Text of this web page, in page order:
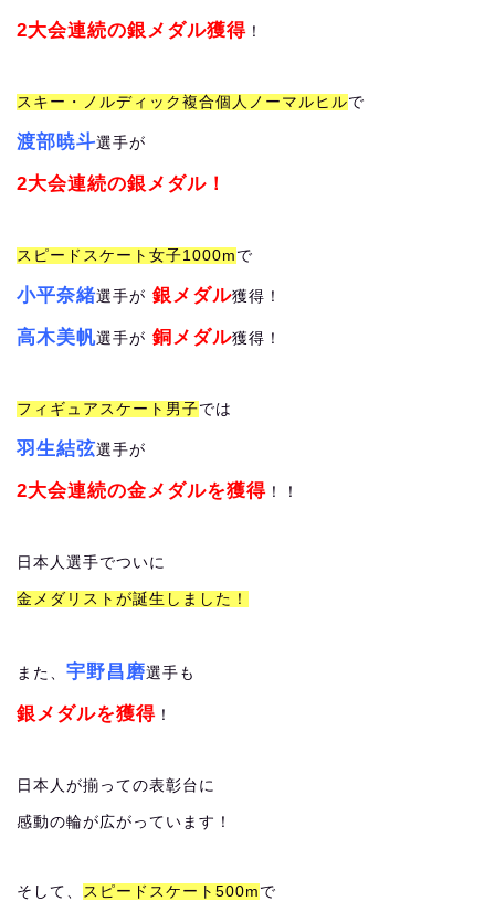
2大会連続の銀メダル獲得 ！
スキー・ノルディック複合個人ノーマルヒルで
渡部暁斗選手が
2大会連続の銀メダル！
スピードスケート女子1000m で
小平奈緒選手が 銀メダル獲得！
高木美帆選手が 銅メダル獲得！
フィギュアスケート男子では
羽生結弦選手が
2大会連続の金メダルを獲得 ！！
日本人選手でついに
金メダリストが誕生しました！
また、 宇野昌磨選手も
銀メダルを獲得 ！
日本人が揃っての表彰台に
感動の輪が広がっています！
そして、 スピードスケート500m で